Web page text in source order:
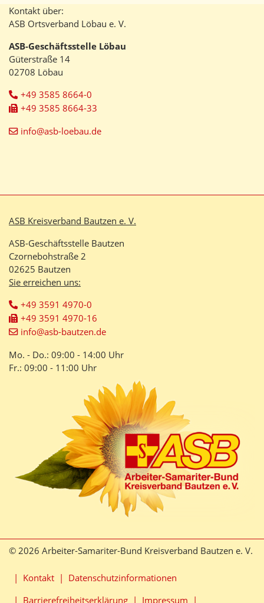
Kontakt über:
ASB Ortsverband Löbau e. V.
ASB-Geschäftsstelle Löbau
Güterstraße 14
02708 Löbau
+49 3585 8664-0
+49 3585 8664-33
info@asb-loebau.de
ASB Kreisverband Bautzen e. V.
ASB-Geschäftsstelle Bautzen
Czornebohstraße 2
02625 Bautzen
Sie erreichen uns:
+49 3591 4970-0
+49 3591 4970-16
info@asb-bautzen.de
Mo. - Do.: 09:00 - 14:00 Uhr
Fr.: 09:00 - 11:00 Uhr
© 2026 Arbeiter-Samariter-Bund Kreisverband Bautzen e. V.
Kontakt
Datenschutzinformationen
Barrierefreiheitserklärung
Impressum